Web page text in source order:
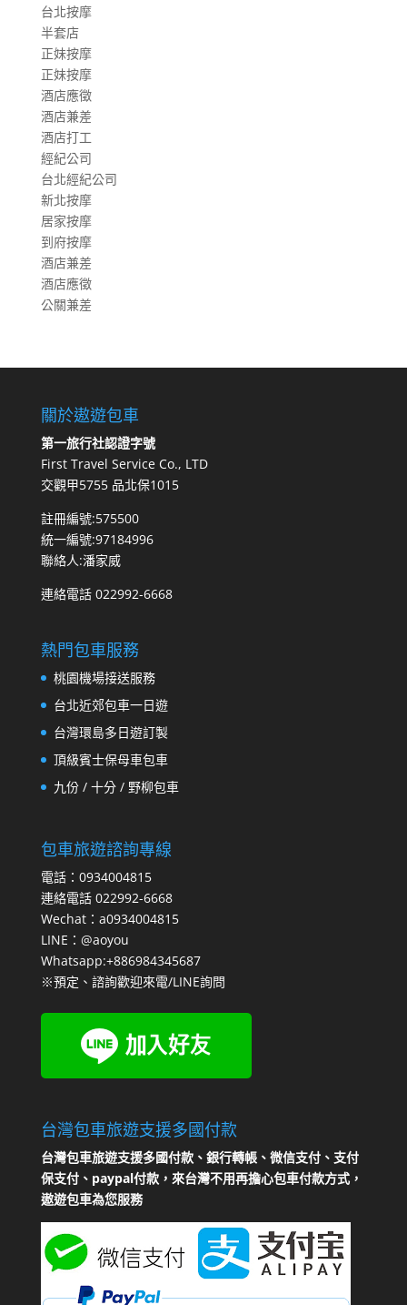
台北按摩
半套店
正妹按摩
正妹按摩
酒店應徵
酒店兼差
酒店打工
經紀公司
台北經紀公司
新北按摩
居家按摩
到府按摩
酒店兼差
酒店應徵
公關兼差
關於遨遊包車
第一旅行社認證字號
First Travel Service Co., LTD
交觀甲5755 品北保1015
註冊編號:575500
統一編號:97184996
聯絡人:潘家威
連絡電話 022992-6668
熱門包車服務
桃園機場接送服務
台北近郊包車一日遊
台灣環島多日遊訂製
頂級賓士保母車包車
九份 / 十分 / 野柳包車
包車旅遊諮詢專線
電話：0934004815
連絡電話 022992-6668
Wechat：a0934004815
LINE：@aoyou
Whatsapp:+886984345687
※預定、諮詢歡迎來電/LINE詢問
台灣包車旅遊支援多國付款
台灣包車旅遊支援多國付款、銀行轉帳、微信支付、支付
保支付、paypal付款，來台灣不用再擔心包車付款方式，
遨遊包車為您服務